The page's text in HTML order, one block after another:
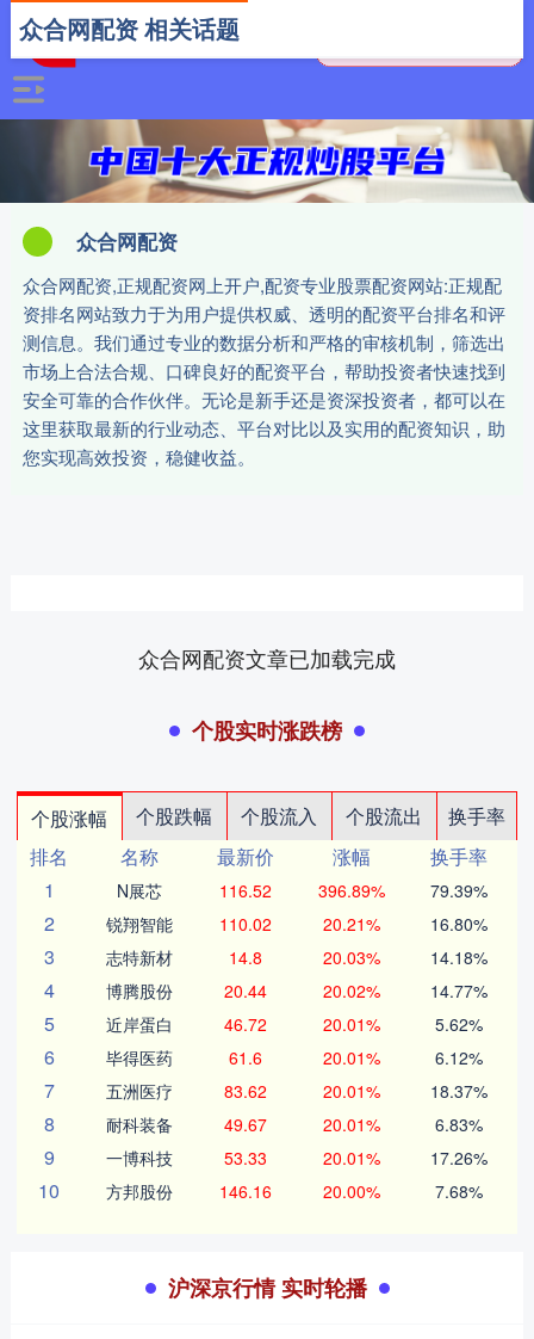
众合网配资
众合网配资,正规配资网上开户,配资专业股票配资网站:正规配
资排名网站致力于为用户提供权威、透明的配资平台排名和评
测信息。我们通过专业的数据分析和严格的审核机制，筛选出
市场上合法合规、口碑良好的配资平台，帮助投资者快速找到
安全可靠的合作伙伴。无论是新手还是资深投资者，都可以在
这里获取最新的行业动态、平台对比以及实用的配资知识，助
您实现高效投资，稳健收益。
众合网配资 相关话题
众合网配资文章已加载完成
个股实时涨跌榜
个股涨幅 个股跌幅 个股流入 个股流出
换手率
排名
名称 最新价 涨幅
换手率
1
N展芯 116.52 396.89% 79.39%
2 锐翔智能 110.02 20.21% 16.80%
3 志特新材 14.8 20.03% 14.18%
4 博腾股份 20.44 20.02% 14.77%
5 近岸蛋白 46.72 20.01% 5.62%
6 毕得医药 61.6 20.01% 6.12%
7 五洲医疗 83.62 20.01% 18.37%
8 耐科装备 49.67 20.01% 6.83%
9 一博科技 53.33 20.01% 17.26%
10 方邦股份 146.16 20.00% 7.68%
沪深京行情 实时轮播